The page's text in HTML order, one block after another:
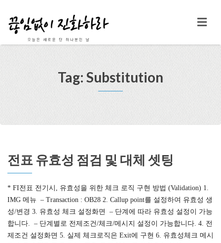
Tag: Substitution
전표 유효성 점검 및 대체 셋팅
* FI전표 전기시, 유효성을 위한 체크 로직 구현 방법 (Validation) 1.
IMG 메뉴 – Transaction : OB28 2. Callup point를 설정하여 유효성 생
성/변경 3. 유효성 체크 설정화면 – 단계에 따라 유효성 설정이 가능
합니다. – 단계별로 전제조건/체크/메시지 설정이 가능합니다. 4. 전
제조건 설정화면 5. 실제 체크로직은 Exit에 구현 6. 유효성체크 메시